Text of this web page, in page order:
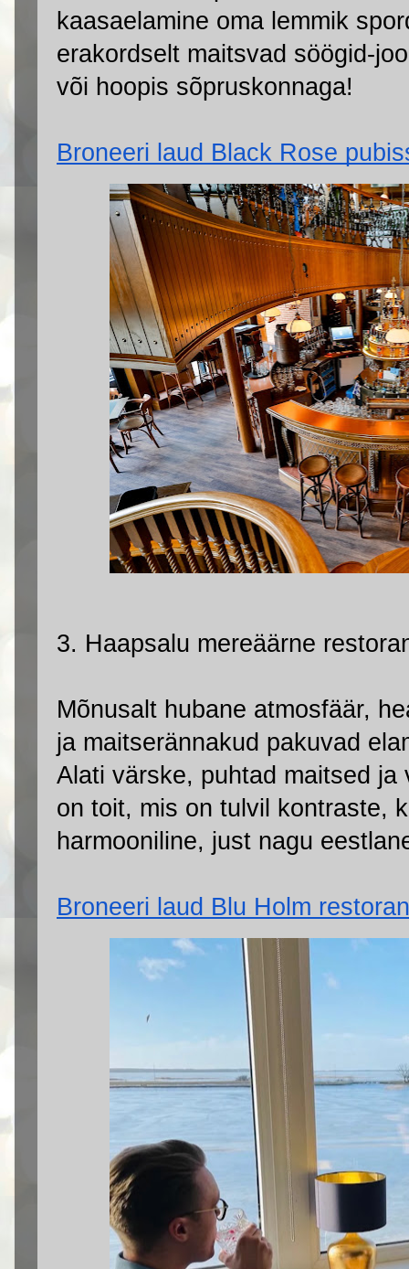
kaasaelamine oma lemmik
erakordselt maitsvad söögid-
või hoopis sõpruskonnaga!
Broneeri laud Black Rose
3. Haapsalu mereäärne
Mõnusalt hubane atmosfäär,
ja maitserännakud pakuvad
Alati värske, puhtad maitsed
on toit, mis on tulvil kontraste,
harmooniline, just nagu
Broneeri laud Blu Holm